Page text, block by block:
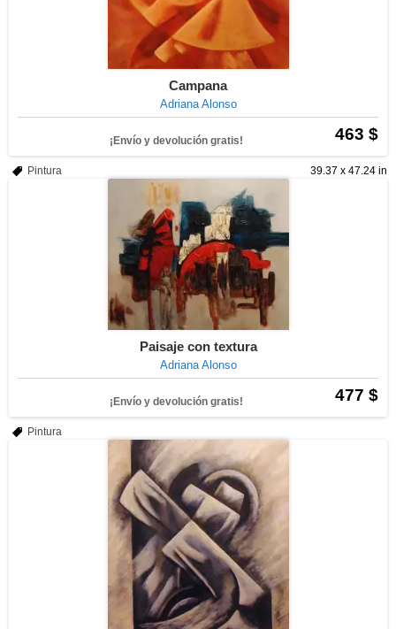
Campana
Adriana Alonso
463 $
¡Envío y devolución gratis!
39.37 x 47.24 in
Pintura
Paisaje con textura
Adriana Alonso
477 $
¡Envío y devolución gratis!
Pintura